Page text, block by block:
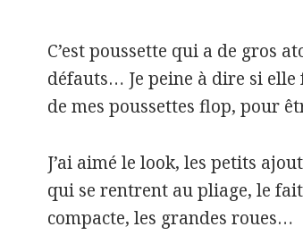
C’est poussette qui a de gros
défauts… Je peine à dire si
de mes poussettes flop, pour
J’ai aimé le look, les petits
qui se rentrent au pliage, le
compacte, les grandes roues…